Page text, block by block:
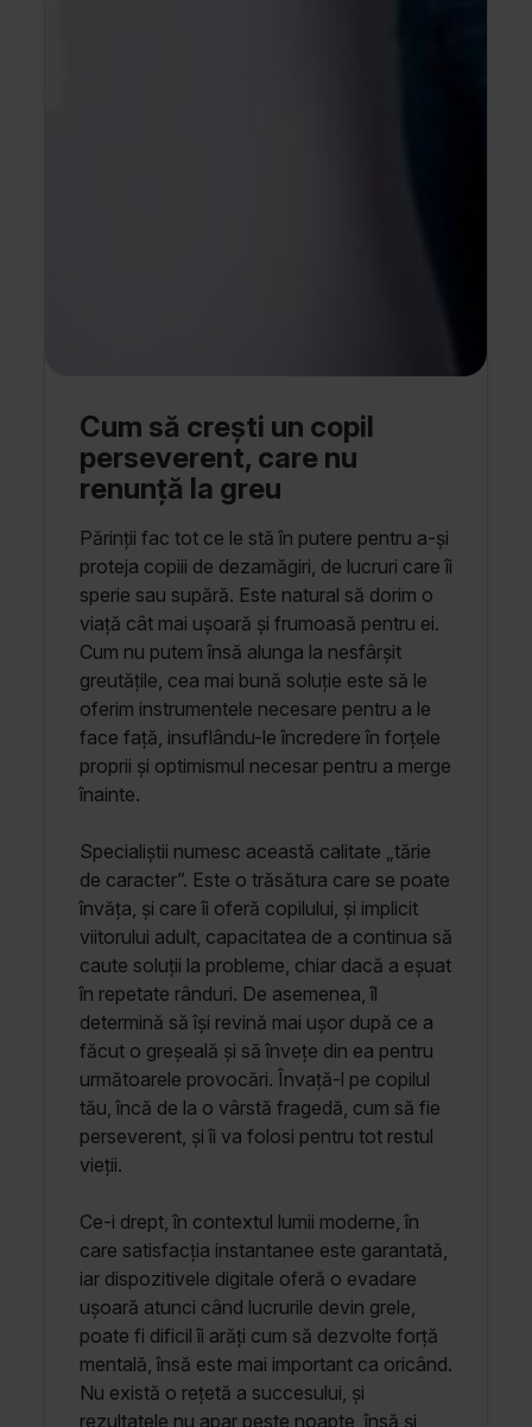
Cum să crești un copil
perseverent, care nu
renunță la greu
Părinții fac tot ce le stă în putere pentru a-și
proteja copiii de dezamăgiri, de lucruri care îi
sperie sau supără. Este natural să dorim o
viață cât mai ușoară și frumoasă pentru ei.
Cum nu putem însă alunga la nesfârșit
greutățile, cea mai bună soluție este să le
oferim instrumentele necesare pentru a le
face față, insuflându-le încredere în forțele
proprii și optimismul necesar pentru a merge
înainte.
Specialiștii numesc această calitate „tărie
de caracter”. Este o trăsătura care se poate
învăța, și care îi oferă copilului, și implicit
viitorului adult, capacitatea de a continua să
caute soluții la probleme, chiar dacă a eșuat
în repetate rânduri. De asemenea, îl
determină să își revină mai ușor după ce a
făcut o greșeală și să învețe din ea pentru
următoarele provocări. Învață-l pe copilul
tău, încă de la o vârstă fragedă, cum să fie
perseverent, și îi va folosi pentru tot restul
vieții.
Ce-i drept, în contextul lumii moderne, în
care satisfacția instantanee este garantată,
iar dispozitivele digitale oferă o evadare
ușoară atunci când lucrurile devin grele,
poate fi dificil îi arăți cum să dezvolte forță
mentală, însă este mai important ca oricând.
Nu există o rețetă a succesului, și
rezultatele nu apar peste noapte, însă și